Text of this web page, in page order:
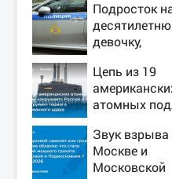
Подросток
девочку,
квартиру
Цепь из 19
атомных
и Китай: это
инструмент
Звук взрыва
Москве и
Московской